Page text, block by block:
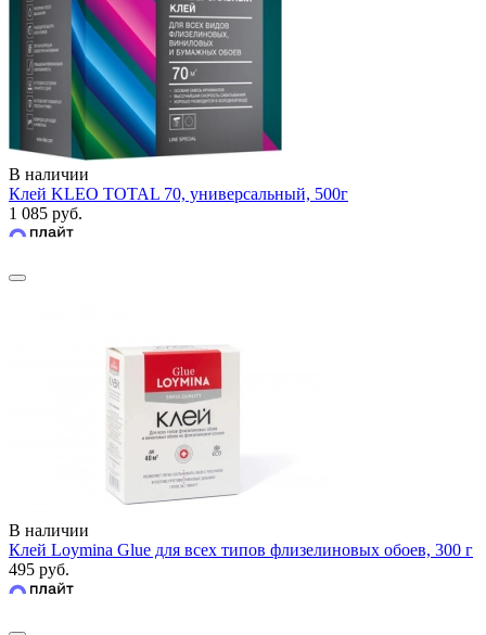
В наличии
Клей KLEO TOTAL 70, универсальный, 500г
1 085 руб.
В наличии
Клей Loymina Glue для всех типов флизелиновых обоев, 300 г
495 руб.